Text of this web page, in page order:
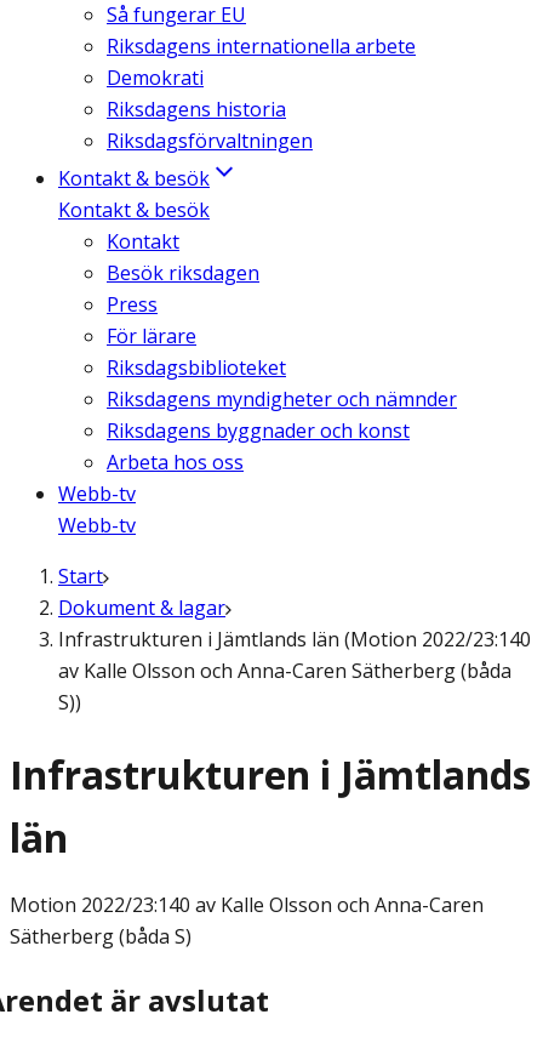
Så fungerar EU
Riksdagens internationella arbete
Demokrati
Riksdagens historia
Riksdagsförvaltningen
Kontakt & besök
Kontakt & besök
Kontakt
Besök riksdagen
Press
För lärare
Riksdagsbiblioteket
Riksdagens myndigheter och nämnder
Riksdagens byggnader och konst
Arbeta hos oss
Webb-tv
Webb-tv
Start
Dokument & lagar
Infrastrukturen i Jämtlands län (Motion 2022/23:140
av Kalle Olsson och Anna-Caren Sätherberg (båda
S))
Infrastrukturen i Jämtlands
län
Motion 2022/23:140 av Kalle Olsson och Anna-Caren
Sätherberg (båda S)
är avslutat